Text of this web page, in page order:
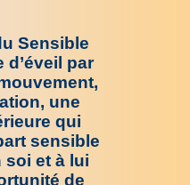
Sensible
d’éveil par
une
qui
sensible
soi et à lui
de